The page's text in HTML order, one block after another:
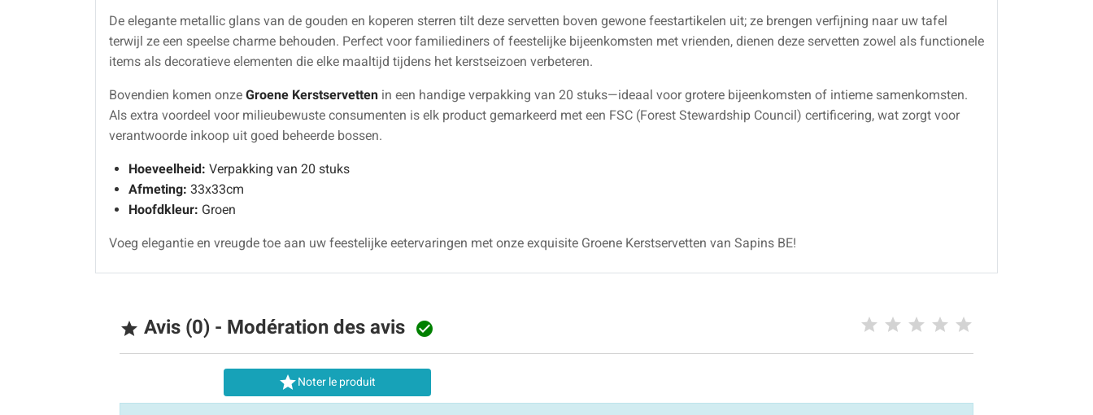
De elegante metallic glans van de gouden en koperen sterren tilt deze servetten boven gewone feestartikelen uit; ze brengen verfijning naar uw tafel
terwijl ze een speelse charme behouden. Perfect voor familiediners of feestelijke bijeenkomsten met vrienden, dienen deze servetten zowel als functionele
items als decoratieve elementen die elke maaltijd tijdens het kerstseizoen verbeteren.
Bovendien komen onze Groene Kerstservetten in een handige verpakking van 20 stuks—ideaal voor grotere bijeenkomsten of intieme samenkomsten.
Als extra voordeel voor milieubewuste consumenten is elk product gemarkeerd met een FSC (Forest Stewardship Council) certificering, wat zorgt voor
verantwoorde inkoop uit goed beheerde bossen.
Hoeveelheid: Verpakking van 20 stuks
Afmeting: 33x33cm
Hoofdkleur: Groen
Voeg elegantie en vreugde toe aan uw feestelijke eetervaringen met onze exquisite Groene Kerstservetten van Sapins BE!
 Avis (0) - Modération des avis 
Noter le produit